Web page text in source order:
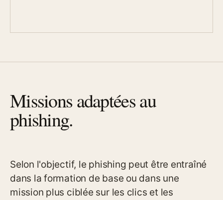
Missions adaptées au
phishing.
Selon l'objectif, le phishing peut être entraîné
dans la formation de base ou dans une
mission plus ciblée sur les clics et les